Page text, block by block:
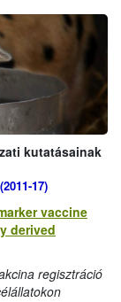
kutatásainak
17)
vaccine
derived
regisztráció